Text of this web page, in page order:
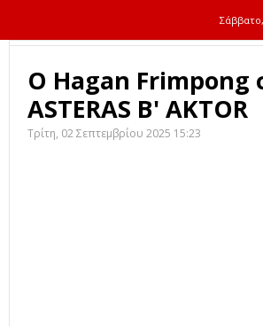
Ο Hagan Frimpong
ASTERAS B' AKTOR
Τρίτη, 02 Σεπτεμβρίου 2025 15:23